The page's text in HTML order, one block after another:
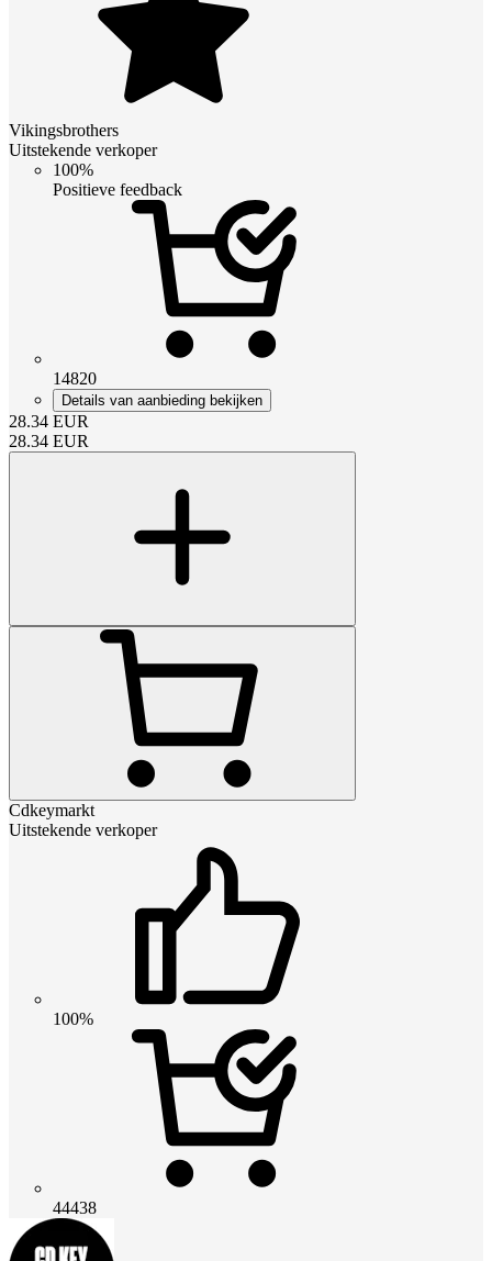
Vikingsbrothers
Uitstekende verkoper
100%
Positieve feedback
14820
Details van aanbieding bekijken
28.34 EUR
28.34 EUR
Cdkeymarkt
Uitstekende verkoper
100%
44438